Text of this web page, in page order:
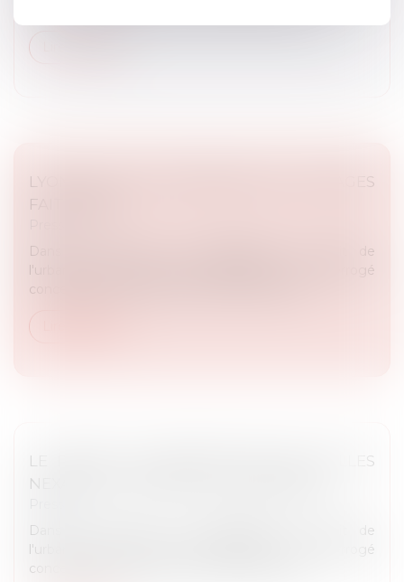
LYON: UN FUTUR IMMEUBLE DE 15 ÉTAGES
FAIT DÉBAT
Dans le cadre de sa compétence en droit de
l'urbanisme, Maître Rémy DANDAN a été interrogé
concernant la rénovation de la friche Nexans...
LE PROJET DE RÉNOVATION DES HALLES
NEXANS À LYON IRRITE LES RIVERAINS
Dans le cadre de sa compétence en droit de
l'urbanisme, Maître Rémy DANDAN a été interrogé
concernant la rénovation de la friche Nexans...